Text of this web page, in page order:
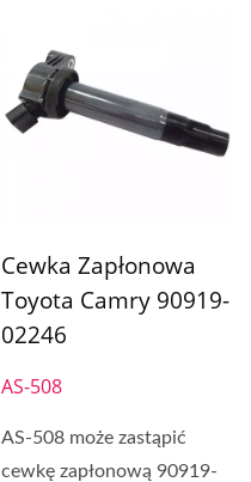
Cewka Zapłonowa
Toyota Camry 90919-
02246
AS-508
AS-508 może zastąpić
cewkę zapłonową 90919-